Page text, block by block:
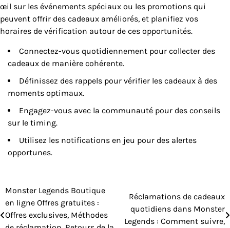
œil sur les événements spéciaux ou les promotions qui
peuvent offrir des cadeaux améliorés, et planifiez vos
horaires de vérification autour de ces opportunités.
Connectez-vous quotidiennement pour collecter des
cadeaux de manière cohérente.
Définissez des rappels pour vérifier les cadeaux à des
moments optimaux.
Engagez-vous avec la communauté pour des conseils
sur le timing.
Utilisez les notifications en jeu pour des alertes
opportunes.
Post
navigation
Monster Legends Boutique
en ligne Offres gratuites :
Offres exclusives, Méthodes
Réclamations de cadeaux
quotidiens dans Monster
Legends : Comment suivre,